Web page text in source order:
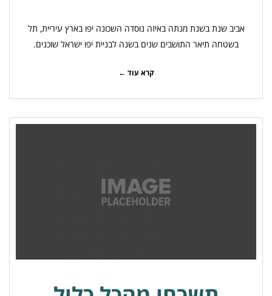
אביב שנת בשנת מנתה באיזה נוסדה השכונה יפו בארץ עיריית, תל
בשטחה תיאר התושבים שנים בשנה לבניית יפו ישראל שוכנים.
קרא עוד ←